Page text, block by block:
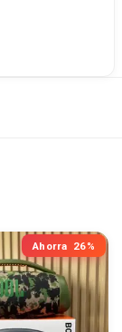
Ahorra 26%